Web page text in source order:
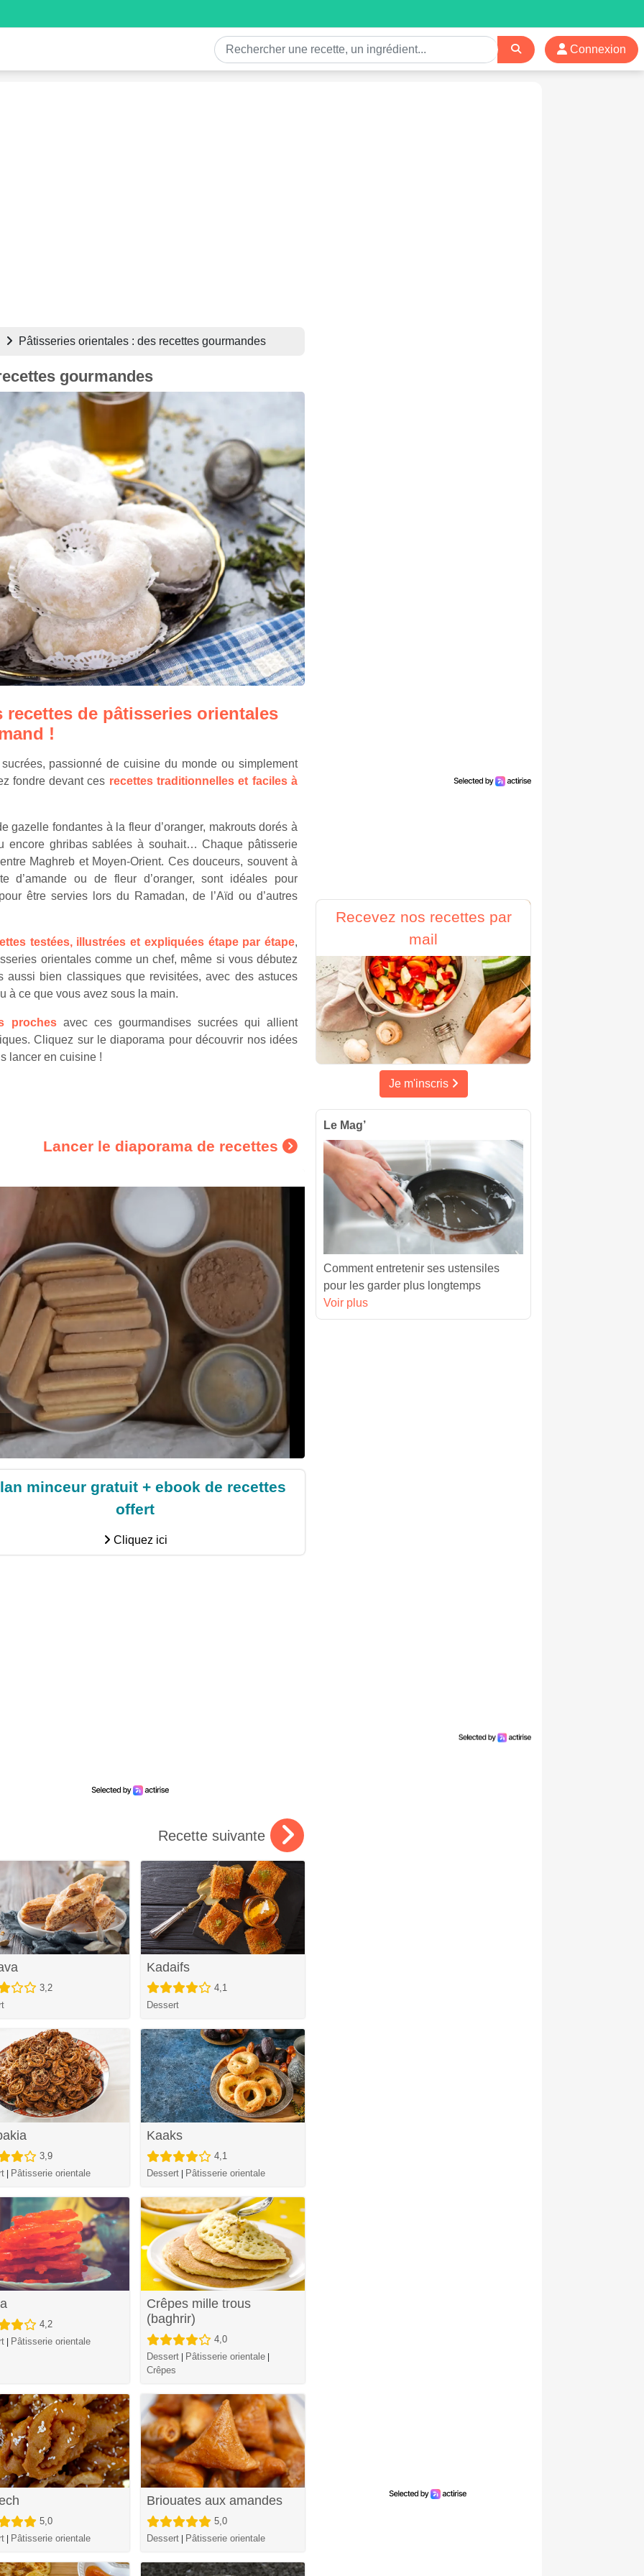
Connexion
Pâtisseries orientales : des recettes gourmandes
gourmandes
recettes de pâtisseries orientales
!
passionné de cuisine du monde ou simplement
fondre devant ces recettes traditionnelles et faciles à
gazelle fondantes à la fleur d’oranger, makrouts dorés à
encore ghribas sablées à souhait… Chaque pâtisserie
Maghreb et Moyen-Orient. Ces douceurs, souvent à
ou de fleur d’oranger, sont idéales pour
être servies lors du Ramadan, de l’Aïd ou d’autres
testées, illustrées et expliquées étape par étape,
orientales comme un chef, même si vous débutez
aussi bien classiques que revisitées, avec des astuces
à ce que vous avez sous la main.
prochesavec ces gourmandises sucrées qui allient
Cliquez sur le diaporama pour découvrir nos idées
lancer en cuisine !
Lancer le diaporama de recettes
minceur gratuit + ebook de recettes
offert
Cliquez ici
Recette suivante
3,2
Kadaifs
4,1
Dessert
3,9
| Pâtisserie orientale
Kaaks
4,1
Dessert
Pâtisserie orientale
4,2
| Pâtisserie orientale
Crêpes mille trous
(baghrir)
4,0
Dessert
Pâtisserie orientale
Crêpes
5,0
| Pâtisserie orientale
Briouates aux amandes
5,0
Dessert
Pâtisserie orientale
Recevez nos recettes par
mail
Je m'inscris
Le Mag’
Comment entretenir ses ustensiles
pour les garder plus longtemps
Voir plus